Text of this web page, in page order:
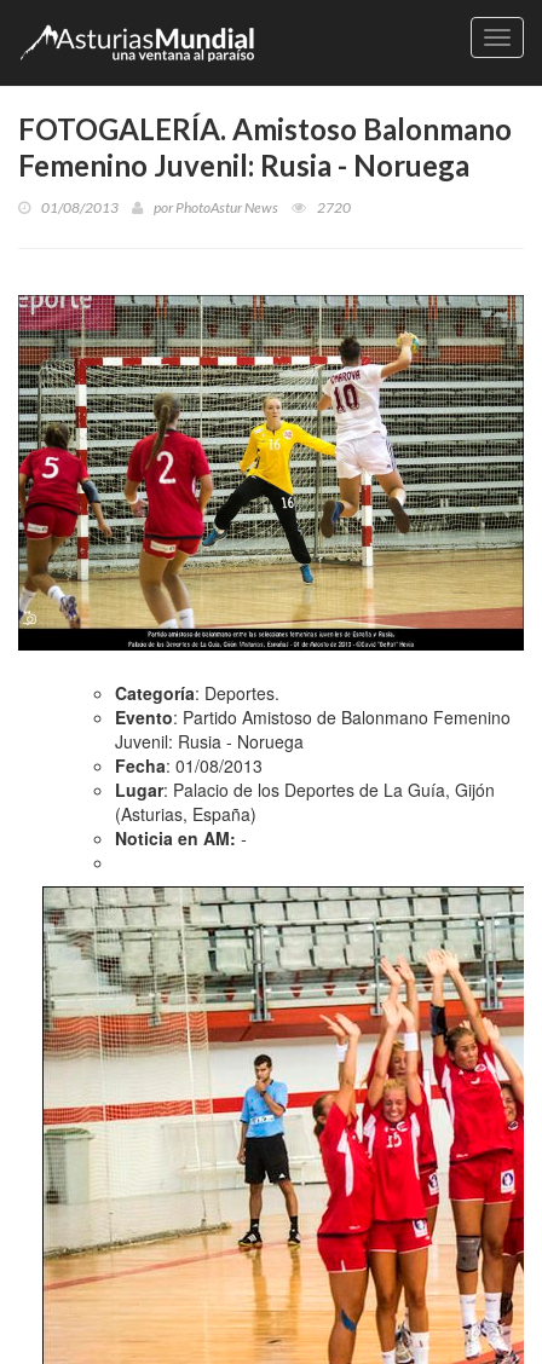
FOTOGALERÍA. Amistoso Balonmano
Femenino Juvenil: Rusia - Noruega
01/08/2013 porPhotoAstur News 2720
Categoría: Deportes.
Evento: Partido Amistoso de Balonmano Femenino
Juvenil: Rusia - Noruega
Fecha: 01/08/2013
Lugar: Palacio de los Deportes de La Guía, Gijón
(Asturias, España)
Noticia en AM: -